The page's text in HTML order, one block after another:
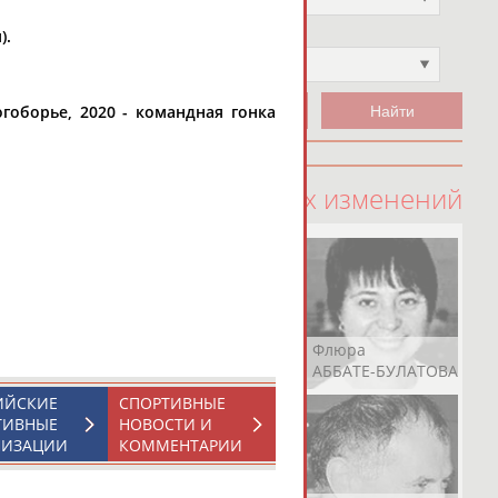
100 последних изменений
Флюра
АББАТЕ-БУЛАТОВА
2020 - командная гонка
СПОРТИВНЫЕ
НОВОСТИ И
КОММЕНТАРИИ